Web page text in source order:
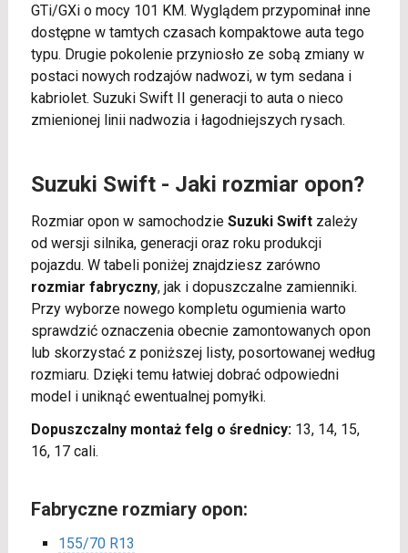
GTi/GXi o mocy 101 KM. Wyglądem przypominał inne
dostępne w tamtych czasach kompaktowe auta tego
typu. Drugie pokolenie przyniosło ze sobą zmiany w
postaci nowych rodzajów nadwozi, w tym sedana i
kabriolet. Suzuki Swift II generacji to auta o nieco
zmienionej linii nadwozia i łagodniejszych rysach.
Suzuki Swift - Jaki rozmiar opon?
Rozmiar opon w samochodzie Suzuki Swiftzależy
od wersji silnika, generacji oraz roku produkcji
pojazdu. W tabeli poniżej znajdziesz zarówno
rozmiar fabryczny, jak i dopuszczalne zamienniki.
Przy wyborze nowego kompletu ogumienia warto
sprawdzić oznaczenia obecnie zamontowanych opon
lub skorzystać z poniższej listy, posortowanej według
rozmiaru. Dzięki temu łatwiej dobrać odpowiedni
model i uniknąć ewentualnej pomyłki.
Dopuszczalny montaż felg o średnicy:13, 14, 15,
16, 17 cali.
Fabryczne rozmiary opon:
155/70 R13